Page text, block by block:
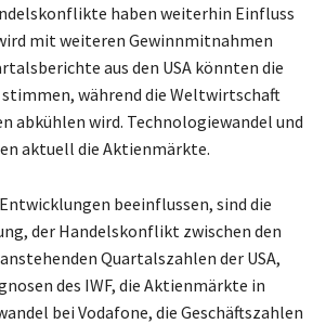
haben weiterhin Einfluss
mit weiteren Gewinnmitnahmen
aus den USA könnten die
während die Weltwirtschaft
abkühlen wird. Technologiewandel und
aktuell die Aktienmärkte.
beeinflussen, sind die
der Handelskonflikt zwischen den
anstehenden Quartalszahlen der USA,
des IWF, die Aktienmärkte in
bei Vodafone, die Geschäftszahlen